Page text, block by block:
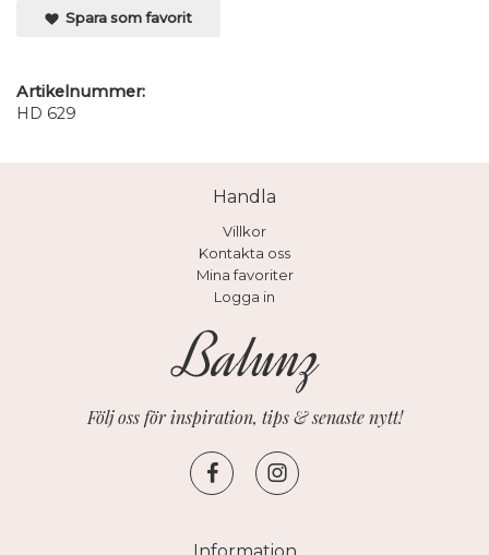
Spara som favorit
Artikelnummer:
HD 629
Handla
Villkor
Kontakta oss
Mina favoriter
Logga in
Följ oss för inspiration, tips & senaste nytt!